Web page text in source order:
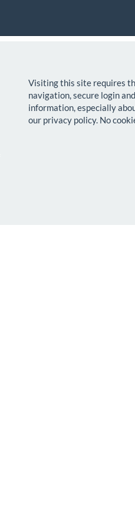
Visiting this site requires
navigation, secure login
information, especially
our privacy policy. No